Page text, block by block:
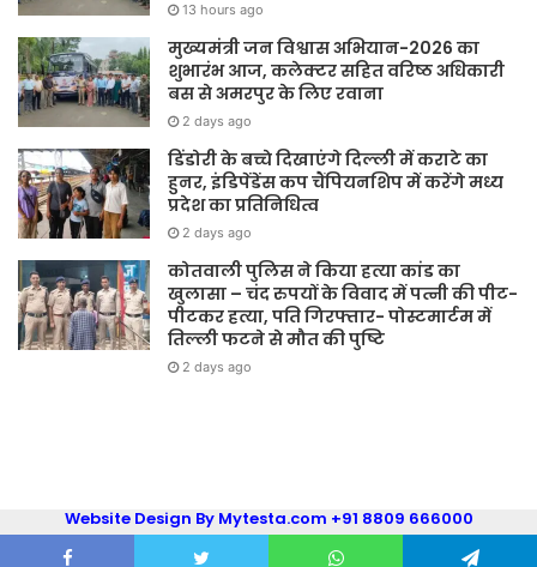
13 hours ago
मुख्यमंत्री जन विश्वास अभियान-2026 का
शुभारंभ आज, कलेक्टर सहित वरिष्ठ अधिकारी
बस से अमरपुर के लिए रवाना
2 days ago
डिंडोरी के बच्चे दिखाएंगे दिल्ली में कराटे का
हुनर, इंडिपेंडेंस कप चैंपियनशिप में करेंगे मध्य
प्रदेश का प्रतिनिधित्व
2 days ago
कोतवाली पुलिस ने किया हत्या कांड का
खुलासा – चंद रुपयों के विवाद में पत्नी की पीट-
पीटकर हत्या, पति गिरफ्तार- पोस्टमार्टम में
तिल्ली फटने से मौत की पुष्टि
2 days ago
Website Design By Mytesta.com +91 8809 666000